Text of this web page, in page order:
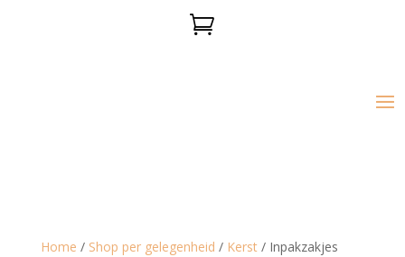

Home / Shop per gelegenheid / Kerst/ Inpakzakjes